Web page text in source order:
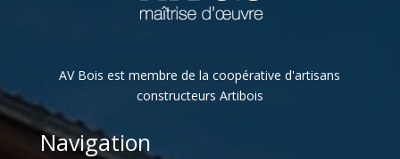
AV Bois est membre de la coopérative d'artisans
constructeurs Artibois
Navigation